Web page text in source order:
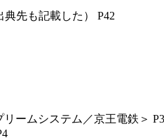
先も記載した） P42
ームシステム／京王電鉄＞ P3